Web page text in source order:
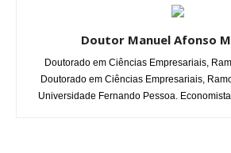
Doutor Manuel Afonso
Doutorado em Ciências Empresariais,
Doutorado em Ciências Empresariais,
Universidade Fernando Pessoa.